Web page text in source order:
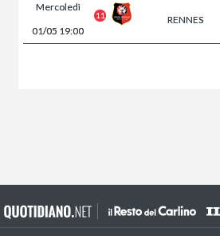
Mercoledì
01/05 19:00
11 RENNES